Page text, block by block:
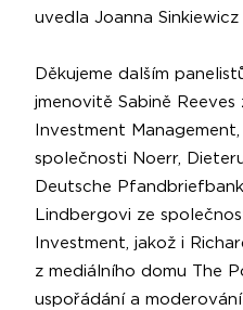
uvedla Joanna Sinkiewicz
Děkujeme dalším
jmenovitě Sabině
Investment
společnosti Noerr,
Deutsche
Lindbergovi ze
Investment, jakož i
z mediálního domu The
uspořádání a